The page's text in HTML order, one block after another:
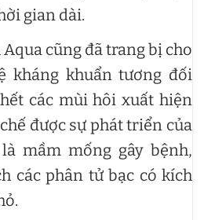
gian dài.
cũng đã trang bị cho
kháng khuẩn tương đối
các mùi hôi xuất hiện
được sự phát triển của
mầm mống gây bệnh,
các phân tử bạc có kích